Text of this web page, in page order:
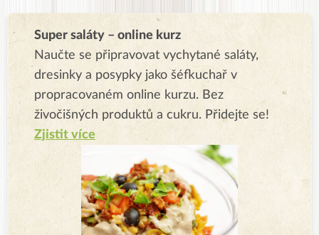
Super saláty – online kurz
Naučte se připravovat vychytané saláty,
dresinky a posypky jako šéfkuchař v
propracovaném online kurzu. Bez
živočišných produktů a cukru. Přidejte se!
Zjistit více